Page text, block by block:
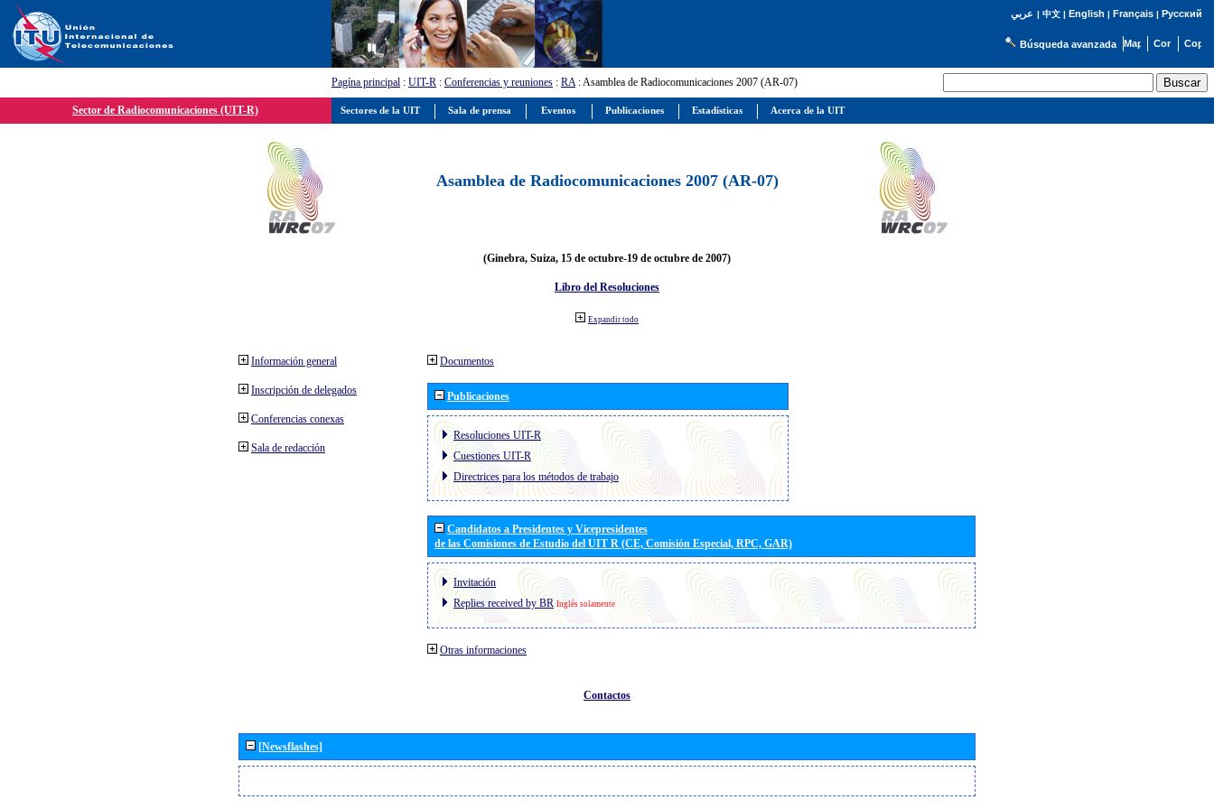
عربي | 中文| English | Français| Русский
Búsqueda avanzada
Pagína principal : UIT-R : Conferencias y reuniones : RA: Asamblea de Radiocomunicaciones 2007 (AR-07)
Sector de Radiocomunicaciones (UIT-R)
Asamblea de Radiocomunicaciones 2007 (AR-07)
(Ginebra, Suiza, 15 de octubre-19 de octubre de 2007)
Libro del Resoluciones
Expandir todo
Información general
Inscripción de delegados
Conferencias conexas
Sala de redacción
Documentos
Publicaciones
Resoluciones UIT-R
Cuestiones UIT-R
Directrices para los métodos de trabajo
Candidatos a Presidentes y Vicepresidentes
de las Comisiones de Estudio del UIT R (CE, Comisión Especial, RPC, GAR)
Invitación
Replies received by BR Inglés solamente
Otras informaciones
Contactos
[Newsflashes]
Sectores de la UIT Sala de prensa Eventos Publicaciones Estadísticas Acerca de la UIT